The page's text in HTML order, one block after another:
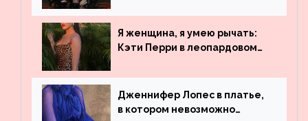
просмотрам на YouTube. Они
обогнали даже Джастина
Бибера
Я женщина, я умею рычать:
Кэти Перри в леопардовом
Дженнифер Лопес в платье,
в котором невозможно